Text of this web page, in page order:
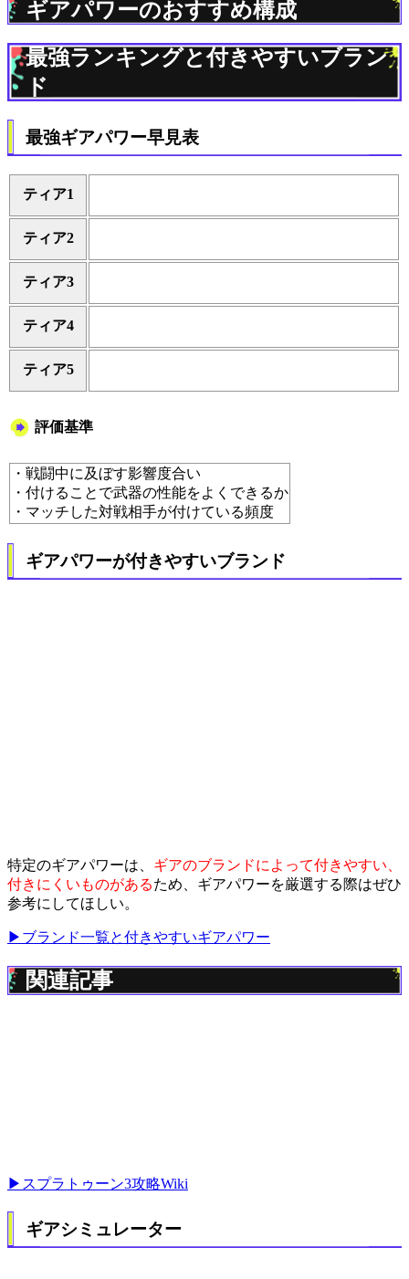
ギアパワーのおすすめ構成
最強ランキングと付きやすいブラン
ド
最強ギアパワー早見表
ティア1
ティア2
ティア3
ティア4
ティア5
評価基準
・戦闘中に及ぼす影響度合い
・付けることで武器の性能をよくできるか
・マッチした対戦相手が付けている頻度
ギアパワーが付きやすいブランド
特定のギアパワーは、 ギアのブランドによって付きやすい、
付きにくいものがあるため、ギアパワーを厳選する際はぜひ
参考にしてほしい。
▶ブランド一覧と付きやすいギアパワー
関連記事
▶スプラトゥーン3攻略Wiki
ギアシミュレーター